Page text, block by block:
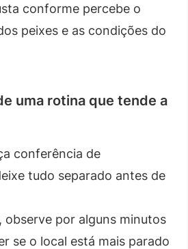
conforme percebe o
peixes e as condições do
uma rotina que tende a
conferência de
tudo separado antes de
observe por alguns minutos
se o local está mais parado